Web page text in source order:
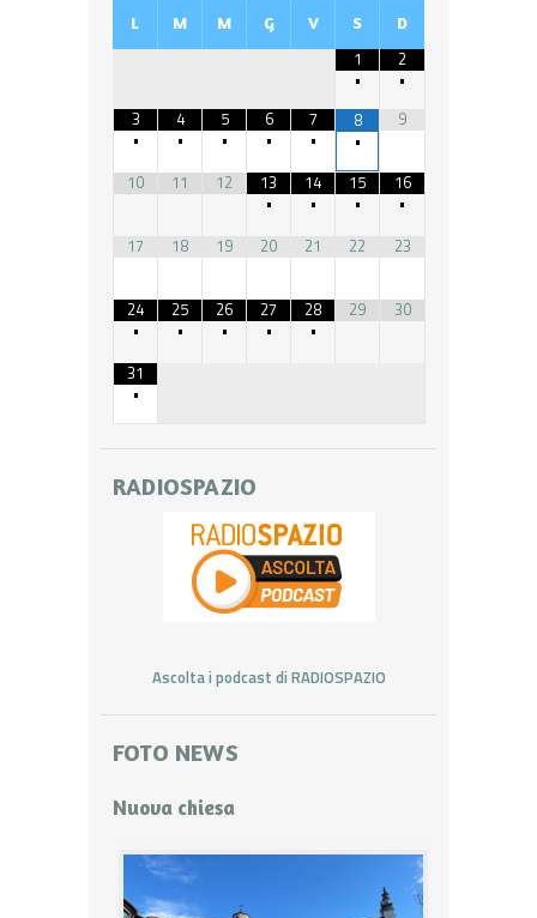
L M M G V S D
1
•
2
•
3
•
4
•
5
•
6
•
7
•
8
•
9
10 11 12
13
•
14
•
15
•
16
•
17
18 19 20 21 22 23
24
•
25
•
26
•
27
•
28
•
29 30
31
•
RADIOSPAZIO
Ascolta i podcast di RADIOSPAZIO
FOTO NEWS
Nuova chiesa